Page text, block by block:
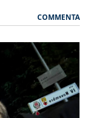
COMMENTA